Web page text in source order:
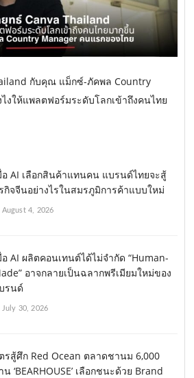
กับคุณ แม็กซ์-ภัคพล Country
งให้แพลตฟอร์มระดับโลกเข้าถึงคนไทย
อ AI เลือกสินค้าแทนคน แบรนด์ไทยจะสู้
กิจจีนอย่างไรในสมรภูมิการค้าแบบใหม่
August 4, 2026
อ AI ผลิตคอนเทนต์ได้ไม่จำกัด “Human-
อาจกลายเป็นฉลากพรีเมียมใหม่ของ
รนด์
July 30, 2026
รสู้ศึก Red Ocean ตลาดชานม 6,000
น ‘BEARHOUSE’ เลือกชนะด้วย Brand